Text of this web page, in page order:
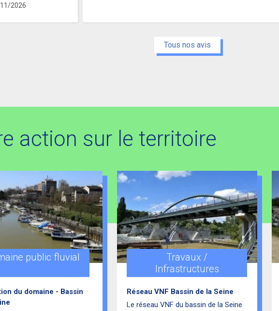
2026
Tous nos avis
action sur le territoire
public fluvial
du domaine - Bassin
Travaux /
Infrastructures
Réseau VNF Bassin de la Seine
Le réseau VNF du bassin de la Seine